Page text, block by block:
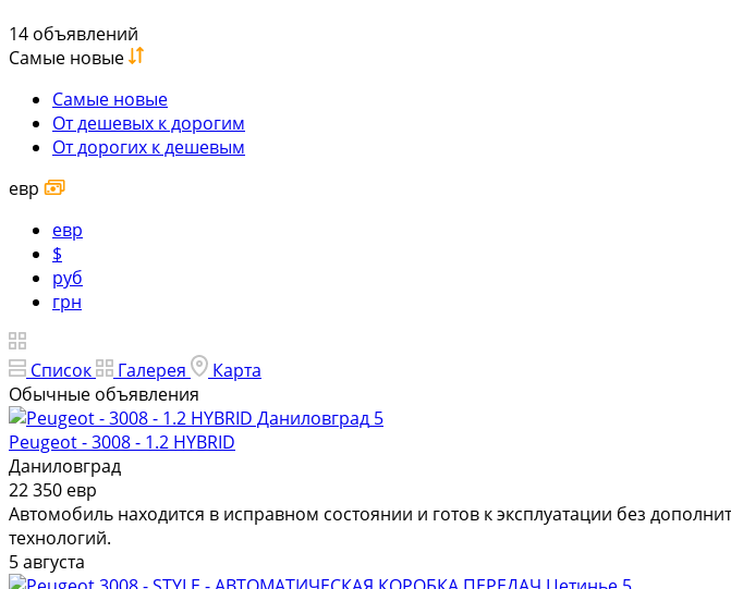
14 объявлений
Самые новые
Самые новые
От дешевых к дорогим
От дорогих к дешевым
евр
евр
$
руб
грн
Список Галерея
Карта
Обычные объявления
5
Peugeot - 3008 - 1.2 HYBRID
Даниловград
22 350 евр
Автомобиль находится в исправном состоянии и готов к эксплуатации без
технологий.
5 августа